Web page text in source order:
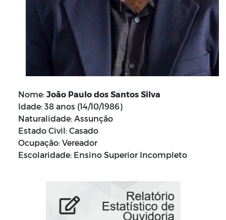
Nome:João Paulo dos Santos Silva
Idade: 38 anos (14/10/1986)
Naturalidade: Assunção
Estado Civil: Casado
Ocupação: Vereador
Escolaridade: Ensino Superior Incompleto